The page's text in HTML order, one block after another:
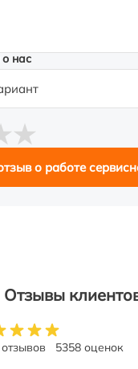
нас
о работе
Отзывы
5358 оценок